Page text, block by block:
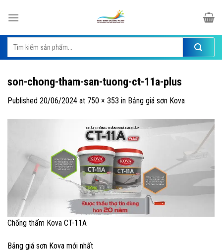
Tìm
kiếm:
son-chong-tham-san-tuong-ct-11a-plus
Published 20/06/2024 at 750 × 353 in Bảng giá sơn Kova
Chống thấm Kova CT-11A
Bảng giá sơn Kova mới nhất